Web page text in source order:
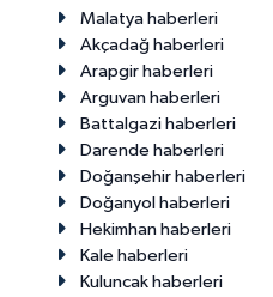
Malatya haberleri
Akçadağ haberleri
Arapgir haberleri
Arguvan haberleri
Battalgazi haberleri
Darende haberleri
Doğanşehir haberleri
Doğanyol haberleri
Hekimhan haberleri
Kale haberleri
Kuluncak haberleri